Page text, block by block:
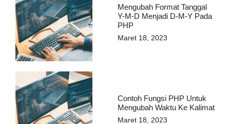
Mengubah Format Tanggal
Y-M-D Menjadi D-M-Y Pada
PHP
Maret 18, 2023
Contoh Fungsi PHP Untuk
Mengubah Waktu Ke Kalimat
Maret 18, 2023